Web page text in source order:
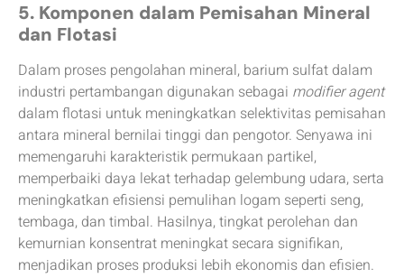
5. Komponen dalam Pemisahan Mineral
dan Flotasi
Dalam proses pengolahan mineral, barium sulfat dalam
industri pertambangan digunakan sebagai modifier agent
dalam flotasi untuk meningkatkan selektivitas pemisahan
antara mineral bernilai tinggi dan pengotor. Senyawa ini
memengaruhi karakteristik permukaan partikel,
memperbaiki daya lekat terhadap gelembung udara, serta
meningkatkan efisiensi pemulihan logam seperti seng,
tembaga, dan timbal. Hasilnya, tingkat perolehan dan
kemurnian konsentrat meningkat secara signifikan,
menjadikan proses produksi lebih ekonomis dan efisien.